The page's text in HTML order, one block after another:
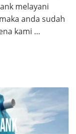
melayani
anda sudah
kami …